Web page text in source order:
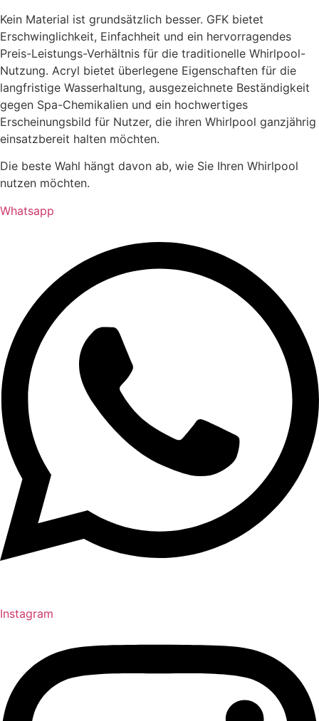
Kein Material ist grundsätzlich besser. GFK bietet
Erschwinglichkeit, Einfachheit und ein hervorragendes
Preis-Leistungs-Verhältnis für die traditionelle Whirlpool-
Nutzung. Acryl bietet überlegene Eigenschaften für die
langfristige Wasserhaltung, ausgezeichnete Beständigkeit
gegen Spa-Chemikalien und ein hochwertiges
Erscheinungsbild für Nutzer, die ihren Whirlpool ganzjährig
einsatzbereit halten möchten.
Die beste Wahl hängt davon ab, wie Sie Ihren Whirlpool
nutzen möchten.
Whatsapp
Instagram